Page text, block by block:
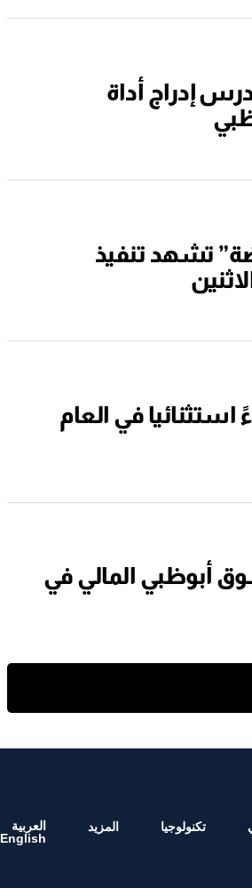
إدراج أداة
تشهد تنفيذ
استثنائيا في العام
أبوظبي المالي في
تكنولوجيا المزيد
العربية
English